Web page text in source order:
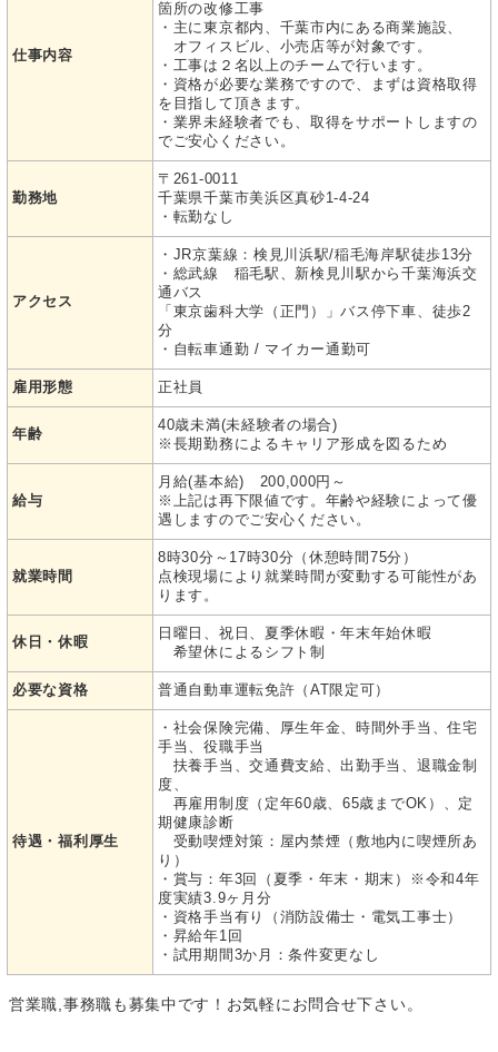
仕事内容
箇所の改修工事
・主に東京都内、千葉市内にある商業施設、
オフィスビル、小売店等が対象です。
・工事は２名以上のチームで行います。
・資格が必要な業務ですので、まずは資格取得
を目指して頂きます。
・業界未経験者でも、取得をサポートしますの
でご安心ください。
勤務地
〒261-0011
千葉県千葉市美浜区真砂1-4-24
・転勤なし
アクセス
・JR京葉線：検見川浜駅/稲毛海岸駅徒歩13分
・総武線 稲毛駅、新検見川駅から千葉海浜交
通バス
「東京歯科大学（正門）」バス停下車、徒歩2
分
・自転車通勤 / マイカー通勤可
雇用形態 正社員
年齢
40歳未満(未経験者の場合)
※長期勤務によるキャリア形成を図るため
給与
月給(基本給) 200,000円～
※上記は再下限値です。年齢や経験によって優
遇しますのでご安心ください。
就業時間
8時30分～17時30分（休憩時間75分）
点検現場により就業時間が変動する可能性があ
ります。
休日・休暇
日曜日、祝日、夏季休暇・年末年始休暇
希望休によるシフト制
必要な資格 普通自動車運転免許（AT限定可）
待遇・福利厚生
・社会保険完備、厚生年金、時間外手当、住宅
手当、役職手当
扶養手当、交通費支給、出勤手当、退職金制
度、
再雇用制度（定年60歳、65歳までOK）、定
期健康診断
受動喫煙対策：屋内禁煙（敷地内に喫煙所あ
り）
・賞与：年3回（夏季・年末・期末）※令和4年
度実績3.9ヶ月分
・資格手当有り（消防設備士・電気工事士）
・昇給年1回
・試用期間3か月：条件変更なし
営業職,事務職も募集中です！お気軽にお問合せ下さい。